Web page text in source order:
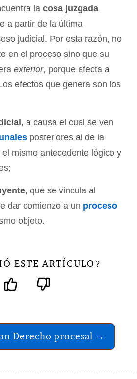
la cosa juzgada
a partir de la última
judicial. Por esta razón, no
en el proceso sino que su
exterior, porque afecta a
efectos que genera son los
, a causa el cual se ven
posteriores al de la
mismo antecedente lógico y
, que se vincula al
dar comienzo a un proceso
objeto.
ESTE ARTÍCULO ?
Derecho procesal →